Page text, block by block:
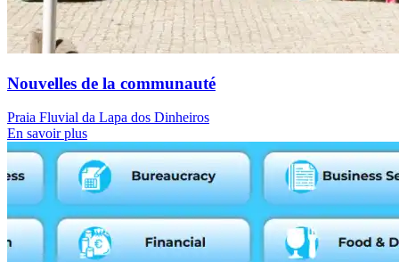
Nouvelles de la communauté
Praia Fluvial da Lapa dos Dinheiros
En savoir plus